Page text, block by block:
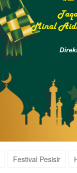
Festival Pesisir